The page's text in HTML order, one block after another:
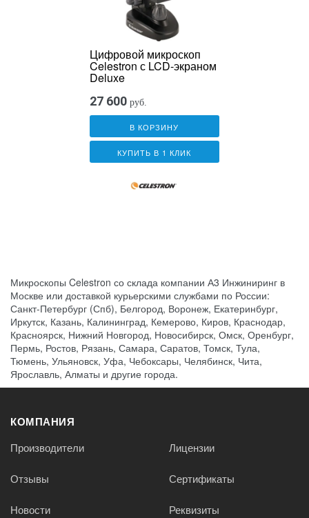
Цифровой микроскоп
Celestron с LCD-экраном
Deluxe
27 600 руб.
В КОРЗИНУ
КУПИТЬ В 1 КЛИК
Микроскопы Celestron со склада компании А3 Инжиниринг в
Москве или доставкой курьерскими службами по России:
Санкт-Петербург (Спб), Белгород, Воронеж, Екатеринбург,
Иркутск, Казань, Калининград, Кемерово, Киров, Краснодар,
Красноярск, Нижний Новгород, Новосибирск, Омск, Оренбург,
Пермь, Ростов, Рязань, Самара, Саратов, Томск, Тула,
Тюмень, Ульяновск, Уфа, Чебоксары, Челябинск, Чита,
Ярославль, Алматы и другие города.
КОМПАНИЯ
Производители Лицензии
Отзывы Сертификаты
Новости Реквизиты